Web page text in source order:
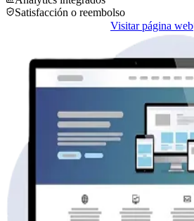
Satisfacción o reembolso
Visitar página web